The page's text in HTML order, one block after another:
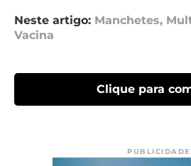
Neste artigo: Manchetes,
Vacina
Clique para
PUBLICIDADE